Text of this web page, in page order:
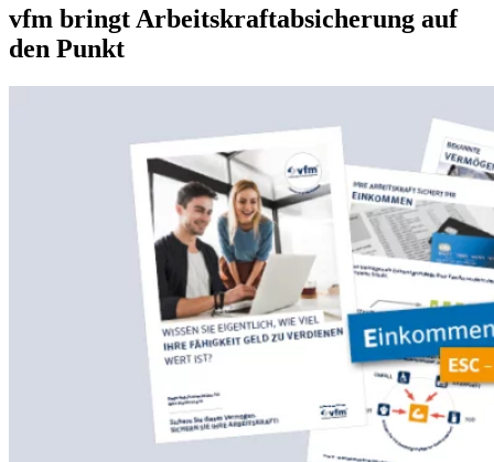
vfm bringt Arbeitskraftabsicherung auf
den Punkt